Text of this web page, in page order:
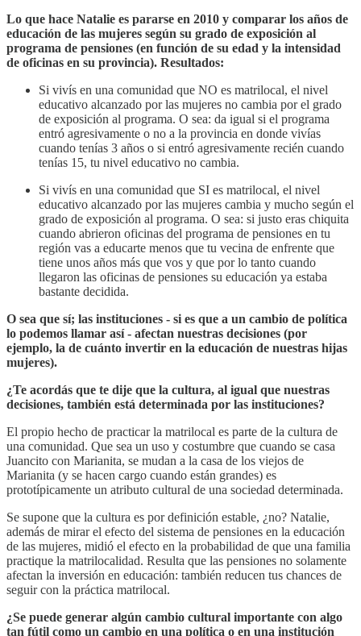
Lo que hace Natalie es pararse en 2010 y comparar los años de
educación de las mujeres según su grado de exposición al
programa de pensiones (en función de su edad y la intensidad
de oficinas en su provincia). Resultados:
Si vivís en una comunidad que NO es matrilocal, el nivel
educativo alcanzado por las mujeres no cambia por el grado
de exposición al programa. O sea: da igual si el programa
entró agresivamente o no a la provincia en donde vivías
cuando tenías 3 años o si entró agresivamente recién cuando
tenías 15, tu nivel educativo no cambia.
Si vivís en una comunidad que SI es matrilocal, el nivel
educativo alcanzado por las mujeres cambia y mucho según el
grado de exposición al programa. O sea: si justo eras chiquita
cuando abrieron oficinas del programa de pensiones en tu
región vas a educarte menos que tu vecina de enfrente que
tiene unos años más que vos y que por lo tanto cuando
llegaron las oficinas de pensiones su educación ya estaba
bastante decidida.
O sea que sí; las instituciones - si es que a un cambio de política
lo podemos llamar así - afectan nuestras decisiones (por
ejemplo, la de cuánto invertir en la educación de nuestras hijas
mujeres).
¿Te acordás que te dije que la cultura, al igual que nuestras
decisiones, también está determinada por las instituciones?
El propio hecho de practicar la matrilocal es parte de la cultura de
una comunidad. Que sea un uso y costumbre que cuando se casa
Juancito con Marianita, se mudan a la casa de los viejos de
Marianita (y se hacen cargo cuando están grandes) es
prototípicamente un atributo cultural de una sociedad determinada.
Se supone que la cultura es por definición estable, ¿no? Natalie,
además de mirar el efecto del sistema de pensiones en la educación
de las mujeres, midió el efecto en la probabilidad de que una familia
practique la matrilocalidad. Resulta que las pensiones no solamente
afectan la inversión en educación: también reducen tus chances de
seguir con la práctica matrilocal.
¿Se puede generar algún cambio cultural importante con algo
tan fútil como un cambio en una política o en una institución